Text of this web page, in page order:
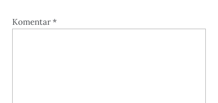
Komentar*